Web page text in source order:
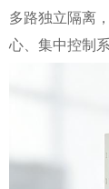
多路独立隔离
心、集中控制系